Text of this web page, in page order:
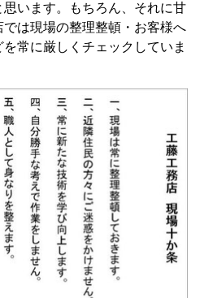
います。もちろん、それに甘
は現場の整理整頓・お客様へ
常に厳しくチェックしていま